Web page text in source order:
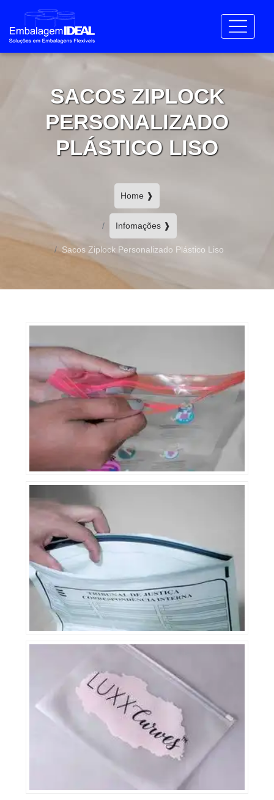
SACOS ZIPLOCK
PERSONALIZADO
PLÁSTICO LISO
Home ❱
Infomações ❱
Sacos Ziplock Personalizado Plástico Liso